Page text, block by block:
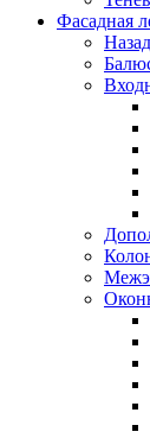
Фасадная
Назад